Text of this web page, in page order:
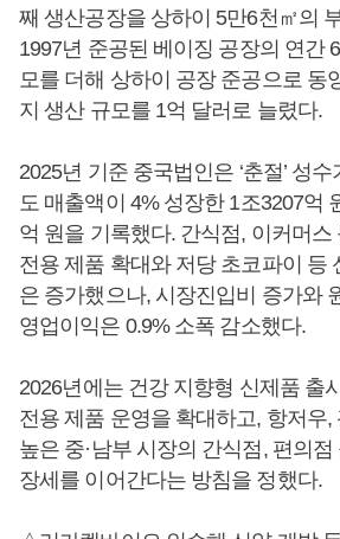
째 생산공장을 상하이 5만6천㎡의
1997년 준공된 베이징 공장의 연간
모를 더해 상하이 공장 준공으로 동
지 생산 규모를 1억 달러로 늘렸다.
2025년 기준 중국법인은 ‘춘절’ 성
도 매출액이 4% 성장한 1조3207억
억 원을 기록했다. 간식점, 이커머스
전용 제품 확대와 저당 초코파이 등
은 증가했으나, 시장진입비 증가와
영업이익은 0.9% 소폭 감소했다.
2026년에는 건강 지향형 신제품 출
전용 제품 운영을 확대하고, 항저우,
높은 중·남부 시장의 간식점, 편의
장세를 이어간다는 방침을 정했다.